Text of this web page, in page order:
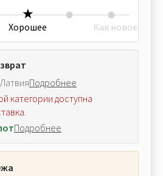
Хорошее Как новое
Подробнее
категории доступна
Подробнее